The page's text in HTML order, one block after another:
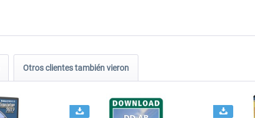
Otros clientes también vieron